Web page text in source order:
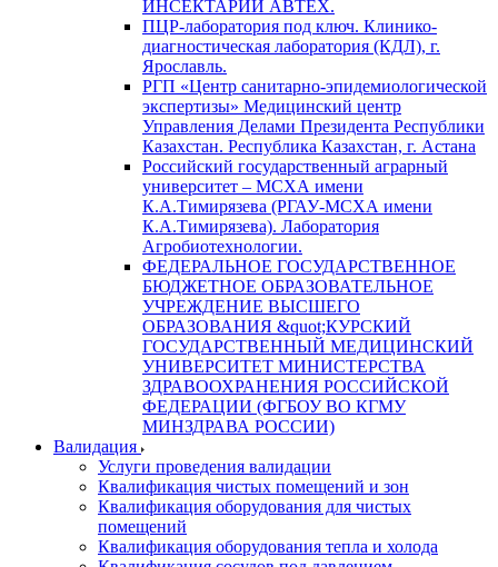
ИНСЕКТАРИЙ АВТЕХ.
ПЦР-лаборатория под ключ. Клинико-
диагностическая лаборатория (КДЛ), г.
Ярославль.
РГП «Центр санитарно-эпидемиологической
экспертизы» Медицинский центр
Управления Делами Президента Республики
Казахстан. Республика Казахстан, г. Астана
Российский государственный аграрный
университет – МСХА имени
К.А.Тимирязева (РГАУ-МСХА имени
К.А.Тимирязева). Лаборатория
Агробиотехнологии.
ФЕДЕРАЛЬНОЕ ГОСУДАРСТВЕННОЕ
БЮДЖЕТНОЕ ОБРАЗОВАТЕЛЬНОЕ
УЧРЕЖДЕНИЕ ВЫСШЕГО
ОБРАЗОВАНИЯ &quot;КУРСКИЙ
ГОСУДАРСТВЕННЫЙ МЕДИЦИНСКИЙ
УНИВЕРСИТЕТ МИНИСТЕРСТВА
ЗДРАВООХРАНЕНИЯ РОССИЙСКОЙ
ФЕДЕРАЦИИ (ФГБОУ ВО КГМУ
МИНЗДРАВА РОССИИ)
Валидация
Услуги проведения валидации
Квалификация чистых помещений и зон
Квалификация оборудования для чистых
помещений
Квалификация оборудования тепла и холода